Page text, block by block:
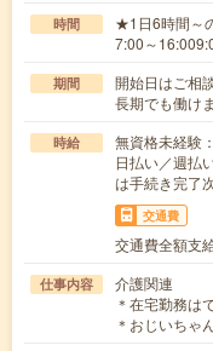
時間
★1日6時間～
7:00～
期間
開始日はご
長期でも働け
時給
無資格未経
日払い／週払
は手続き完了
交通費
交通費全額支
仕事内容
介護関連
＊在宅勤務は
＊おじいちゃ